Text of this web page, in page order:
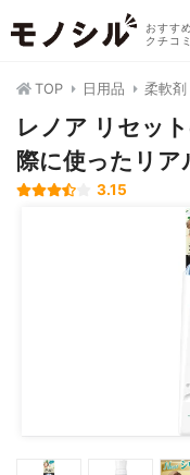
おすす
クチコ
TOP 日用品 柔軟剤
レノア リセッ
際に使ったリ
3.15